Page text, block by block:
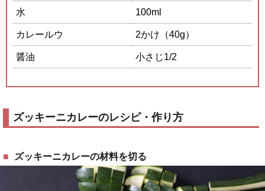
水 100ml
カレールウ 2かけ（40g）
醤油 小さじ1/2
ズッキーニカレーのレシピ・作り方
ズッキーニカレーの材料を切る